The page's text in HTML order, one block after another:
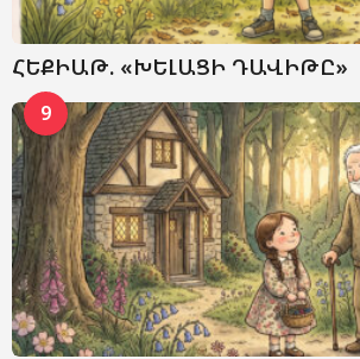
ՀԵՔԻԱԹ. «ԽԵԼԱՑԻ ԴԱՎԻԹԸ»
9